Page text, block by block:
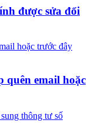
được sửa đổi
email hoặc